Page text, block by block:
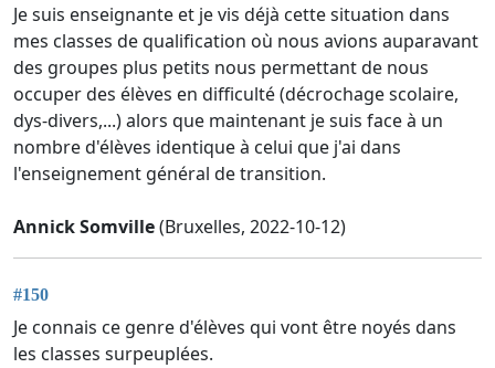
Je suis enseignante et je vis déjà cette situation dans
mes classes de qualification où nous avions auparavant
des groupes plus petits nous permettant de nous
occuper des élèves en difficulté (décrochage scolaire,
dys-divers,...) alors que maintenant je suis face à un
nombre d'élèves identique à celui que j'ai dans
l'enseignement général de transition.
Annick Somville(Bruxelles, 2022-10-12)
#150
Je connais ce genre d'élèves qui vont être noyés dans
les classes surpeuplées.